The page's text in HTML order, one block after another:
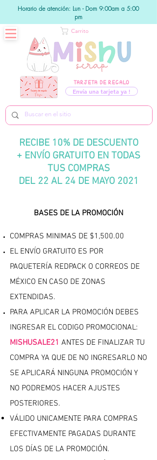
Horario de atención: Lun - Dom 9:00am a 5:00
pm
TARJETA DE REGALO
Envía una tarjeta ya !
Carrito
RECIBE 10% DE DESCUENTO
+ ENVÍO GRATUITO EN TODAS
TUS COMPRAS
DEL 22 AL 24 DE MAYO 2021
BASES DE LA PROMOCIÓN
COMPRAS MINIMAS DE $1,500.00
EL ENVÍO GRATUITO ES POR
PAQUETERÍA REDPACK O CORREOS DE
MÉXICO EN CASO DE ZONAS
EXTENDIDAS.
PARA APLICAR LA PROMOCIÓN DEBES
INGRESAR EL CODIGO PROMOCIONAL:
MISHUSALE21 ANTES DE FINALIZAR TU
COMPRA YA QUE DE NO INGRESARLO NO
SE APLICARÁ NINGUNA PROMOCIÓN Y
NO PODREMOS HACER AJUSTES
POSTERIORES.
VÁLIDO UNICAMENTE PARA COMPRAS
EFECTIVAMENTE PAGADAS DURANTE
LOS DÍAS DE LA PROMOCIÓN.